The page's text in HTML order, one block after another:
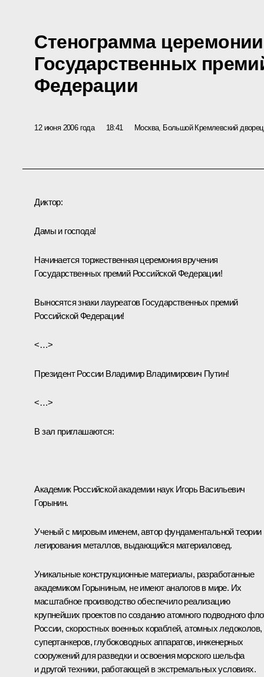
Стенограмма
Государственных
Федерации
12 июня 2006 года 18:41 Москва, Большой Кремлевский
Диктор:
Дамы и господа!
Начинается торжественная церемония вручения
Государственных премий Российской Федерации!
Выносятся знаки лауреатов Государственных премий
Российской Федерации!
<…>
Президент России Владимир Владимирович Путин!
<…>
В зал приглашаются:
Академик Российской академии наук Игорь Васильевич
Горынин.
Ученый с мировым именем, автор фундаментальной теории
легирования металлов, выдающийся материаловед.
Уникальные конструкционные материалы, разработанные
академиком Горыниным, не имеют аналогов в мире. Их
масштабное производство обеспечило реализацию
крупнейших проектов по созданию атомного подводного
России, скоростных военных кораблей, атомных ледоколов,
супертанкеров, глубоководных аппаратов, инженерных
сооружений для разведки и освоения морского шельфа
и другой техники, работающей в экстремальных условиях.